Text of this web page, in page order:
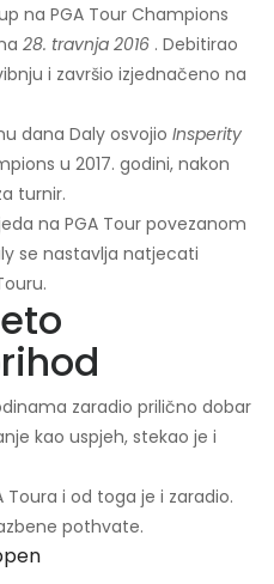
na PGA Tour Champions
28. travnja 2016 . Debitirao
i završio izjednačeno na
dana Daly osvojio Insperity
u 2017. godini, nakon
turnir.
na PGA Tour povezanom
se nastavlja natjecati
zaradio prilično dobar
kao uspjeh, stekao je i
Toura i od toga je i zaradio.
pothvate.